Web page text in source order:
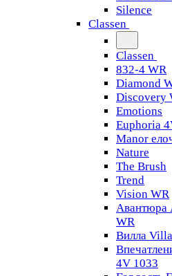
Silence
Classen
Classen
832-4 WR
Diamond
Discovery
Emotions
Euphoria
Manor
Nature
The Brush
Trend
Vision WR
Авантюра
WR
Вилла
4V 1033